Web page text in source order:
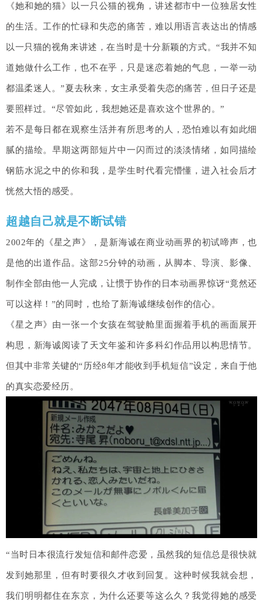
《她和她的猫》以一只公猫的视角，讲述都市中一位独居女性
的生活。工作的忙碌和失恋的痛苦，难以用语言表达出的情感
以一只猫的视角来讲述，在当时是十分新颖的方式。“我并不知
道她做什么工作，也不在乎，只是迷恋着她的气息，一举一动
都温柔迷人。”夏去秋来，女主承受着失恋的痛苦，但日子还是
要照样过。“尽管如此，我想她还是喜欢这个世界的。”
若不是每日都在观察生活并有所思考的人，恐怕难以有如此细
腻的描绘。早期这两部短片中一闪而过的淡淡情绪，如同描绘
钢筋水泥之中的你和我，是学生时代看完懵懂，进入社会后才
恍然大悟的感受。
超越自己就是不断试错
2002年的《星之声》，是新海诚在商业动画界的初试啼声，也
是他的出道作品。这部25分钟的动画，从脚本、导演、影像、
制作全部由他一人完成，让惯于协作的日本动画界惊讶“竟然还
可以这样！”的同时，也给了新海诚继续创作的信心。
《星之声》由一张一个女孩在驾驶舱里面握着手机的画面展开
构思，新海诚阅读了天文年鉴和许多科幻作品用以构思情节。
但其中非常关键的“历经8年才能收到手机短信”设定，来自于他
的真实恋爱经历。
“当时日本很流行发短信和邮件恋爱，虽然我的短信总是很快就
发到她那里，但有时要很久才收到回复。这种时候我就会想，
我们明明都住在东京，为什么还要等这么久？我觉得她的感受